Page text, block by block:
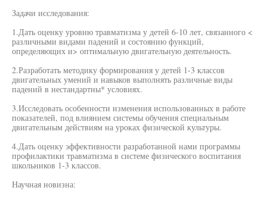
Задачи исследования:
1.Дать оценку уровню травматизма у детей 6-10 лет, связанного <
различными видами падений и состоянию функций,
определяющих и> оптимальную двигательную деятельность.
2.Разработать методику формирования у детей 1-3 классов
двигательных умений и навыков выполнять различные виды
падений в нестандартны* условиях.
3.Исследовать особенности изменения использованных в работе
показателей, под влиянием системы обучения специальным
двигательным действиям на уроках физической культуры.
4.Дать оценку эффективности разработанной нами программы
профилактики травматизма в системе физического воспитания
школьников 1-3 классов.
Научная новизна: